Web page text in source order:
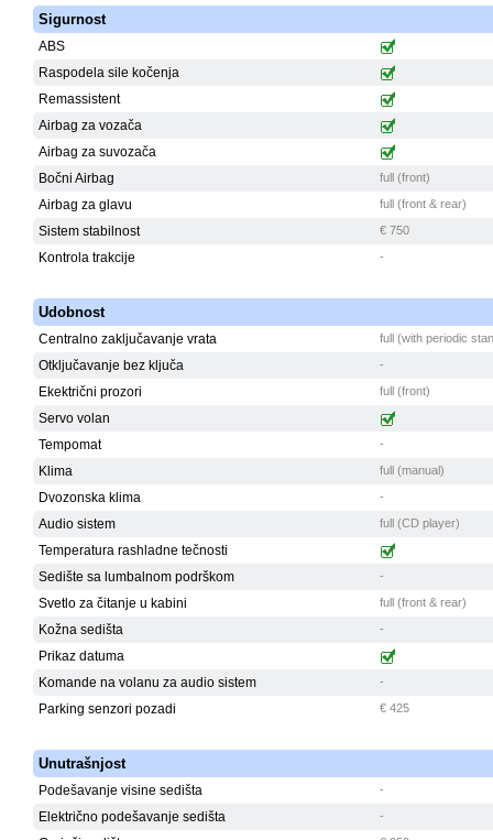
Sigurnost
ABS
Raspodela sile kočenja
Remassistent
Airbag za vozača
Airbag za suvozača
Bočni Airbag
full (front)
Airbag za glavu full (front & rear)
Sistem stabilnost € 750
Kontrola trakcije -
Udobnost
Centralno zaključavanje vrata full (with periodic
Otključavanje bez ključa -
Ekektrični prozori full (front)
Servo volan
Tempomat
-
Klima full (manual)
Dvozonska klima -
Audio sistem full (CD player)
Temperatura rashladne tečnosti
Sedište sa lumbalnom podrškom
-
Svetlo za čitanje u kabini full (front & rear)
Kožna sedišta -
Prikaz datuma
Komande na volanu za audio sistem
-
Parking senzori pozadi € 425
Unutrašnjost
Podešavanje visine sedišta -
Električno podešavanje sedišta -